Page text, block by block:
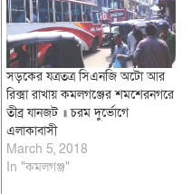
সড়কের যত্রতত্র সিএনজি অটো আর
রিক্সা রাখায় কমলগঞ্জের শমশেরনগরে
তীব্র যানজট ॥ চরম দুর্ভোগে
এলাকাবাসী
March 5, 2018
In "কমলগঞ্জ"